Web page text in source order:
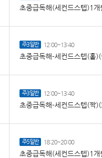
초중급독해(세컨드스텝)1
주3일반 12:00~13:40
초중급독해-세컨드스텝(홀
주3일반 12:00~13:40
초중급독해-세컨드스텝(짝
주5일반 18:20~20:00
초중급독해(세컨드스텝)1